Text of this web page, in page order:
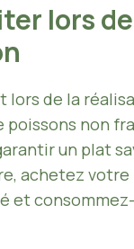
lors
lors de la
non
un plat
achetez votre
et